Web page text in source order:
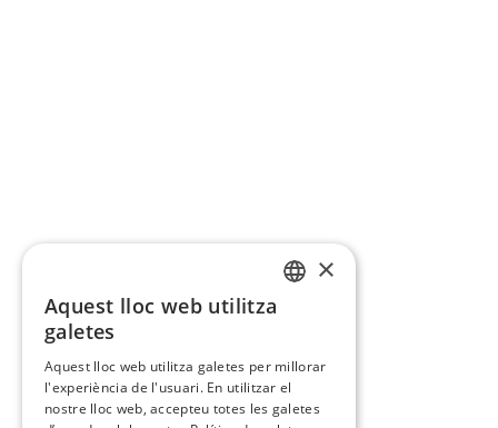
×
Aquest lloc web utilitza
galetes
Aquest lloc web utilitza galetes per millorar
l'experiència de l'usuari. En utilitzar el
nostre lloc web, accepteu totes les galetes